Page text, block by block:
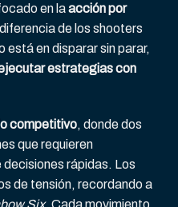
en laacción por
de los shooters
está en disparar sin parar,
estrategias con
competitivo, donde dos
que requieren
rápidas. Los
de tensión, recordando a